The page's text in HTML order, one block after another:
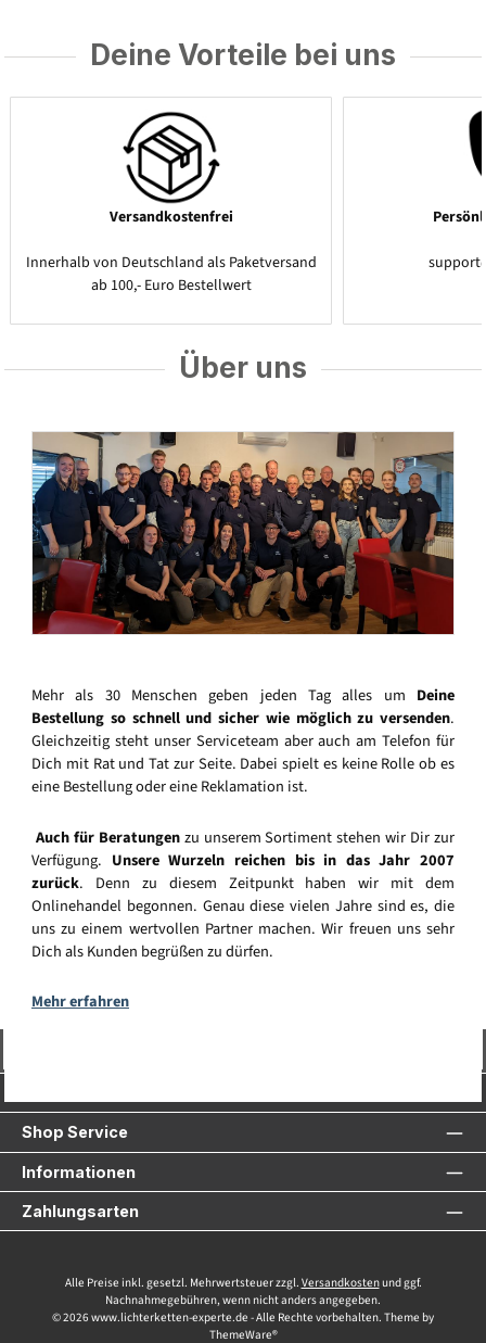
Deine Vorteile bei uns
Versandkostenfrei
Innerhalb von Deutschland als Paketversand
ab 100,- Euro Bestellwert
Über uns
Mehr als 30 Menschen geben jeden Tag alles um Deine
Bestellung so schnell und sicher wie möglich zu versenden.
Gleichzeitig steht unser Serviceteam aber auch am Telefon für
Dich mit Rat und Tat zur Seite. Dabei spielt es keine Rolle ob es
eine Bestellung oder eine Reklamation ist.
Auch für Beratungenzu unserem Sortiment stehen wir Dir zur
Verfügung. Unsere Wurzeln reichen bis in das Jahr 2007
zurück. Denn zu diesem Zeitpunkt haben wir mit dem
Onlinehandel begonnen. Genau diese vielen Jahre sind es, die
uns zu einem wertvollen Partner machen. Wir freuen uns sehr
Dich als Kunden begrüßen zu dürfen.
Mehr erfahren
Shop Service
Informationen
Zahlungsarten
Alle Preise inkl. gesetzl. Mehrwertsteuer zzgl. Versandkostenund ggf.
Nachnahmegebühren, wenn nicht anders angegeben.
© 2026 www.lichterketten-experte.de - Alle Rechte vorbehalten. Theme by
ThemeWare®